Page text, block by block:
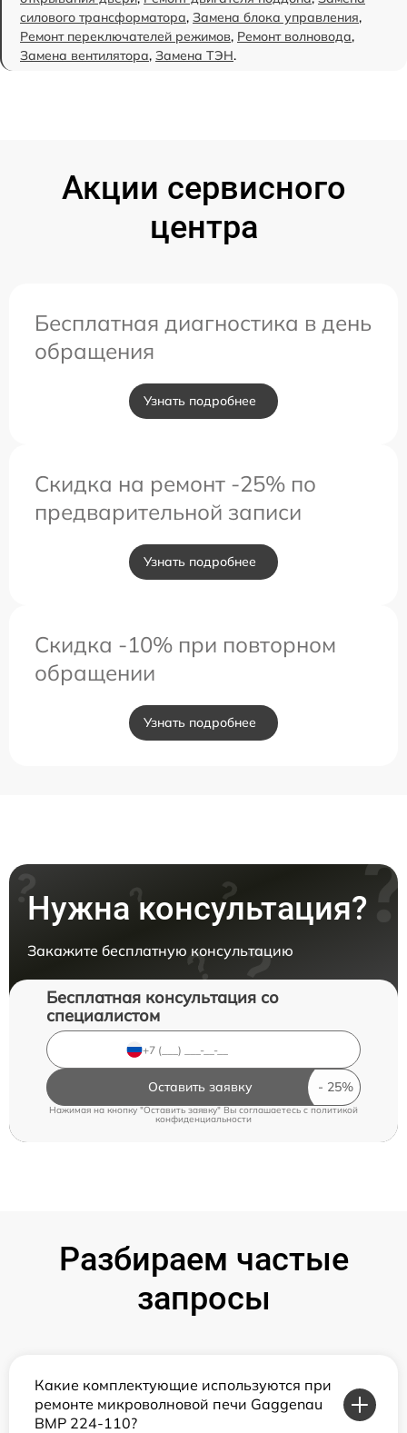
силового трансформатора, Замена блока управления,
Ремонт переключателей режимов, Ремонт волновода,
Замена вентилятора, Замена ТЭН.
Акции сервисного
центра
Бесплатная диагностика в день
обращения
Узнать подробнее
Скидка на ремонт -25% по
предварительной записи
Узнать подробнее
Скидка -10% при повторном
обращении
Узнать подробнее
Нужна консультация?
Закажите бесплатную консультацию
Бесплатная консультация со
специалистом
Оставить заявку
Нажимая на кнопку "Оставить заявку" Вы соглашаетесь cполитикой
конфиденциальности
Разбираем частые
запросы
Какие комплектующие используются при
ремонте микроволновой печи Gaggenau
BMP 224-110?